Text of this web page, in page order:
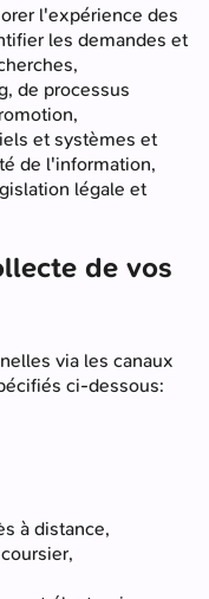
l'expérience des
les demandes et
de processus
et systèmes et
de l'information,
légale et
de vos
via les canaux
ci-dessous:
à distance,